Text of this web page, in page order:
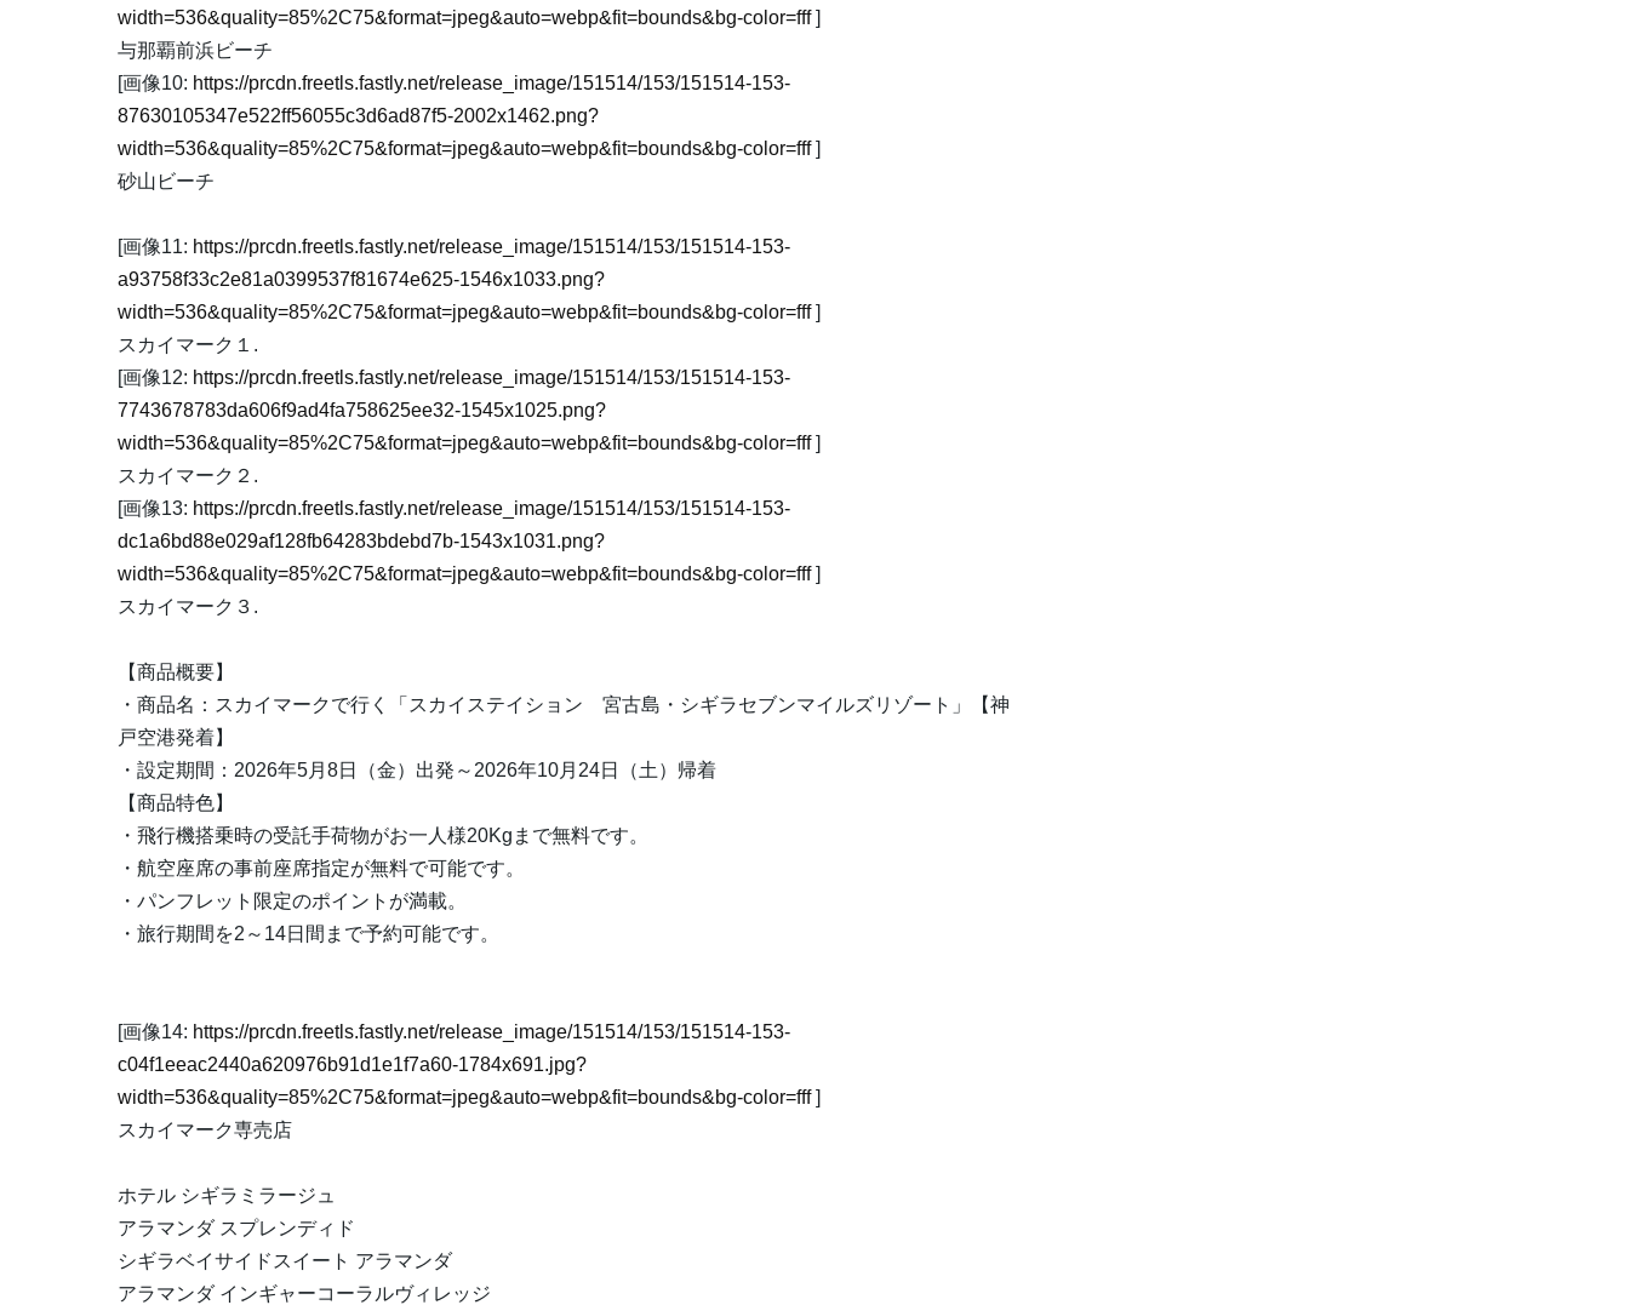
width=536&quality=85%2C75&format=jpeg&auto=webp&fit=bounds&bg-color=fff]
与那覇前浜ビーチ
[画像10: https://prcdn.freetls.fastly.net/release_image/151514/153/151514-153-
87630105347e522ff56055c3d6ad87f5-2002x1462.png?
width=536&quality=85%2C75&format=jpeg&auto=webp&fit=bounds&bg-color=fff]
砂山ビーチ
[画像11: https://prcdn.freetls.fastly.net/release_image/151514/153/151514-153-
a93758f33c2e81a0399537f81674e625-1546x1033.png?
width=536&quality=85%2C75&format=jpeg&auto=webp&fit=bounds&bg-color=fff]
スカイマーク１.
[画像12: https://prcdn.freetls.fastly.net/release_image/151514/153/151514-153-
7743678783da606f9ad4fa758625ee32-1545x1025.png?
width=536&quality=85%2C75&format=jpeg&auto=webp&fit=bounds&bg-color=fff]
スカイマーク２.
[画像13: https://prcdn.freetls.fastly.net/release_image/151514/153/151514-153-
dc1a6bd88e029af128fb64283bdebd7b-1543x1031.png?
width=536&quality=85%2C75&format=jpeg&auto=webp&fit=bounds&bg-color=fff]
スカイマーク３.
【商品概要】
・商品名：スカイマークで行く「スカイステイション 宮古島・シギラセブンマイルズリゾート」【神
戸空港発着】
・設定期間：2026年5月8日（金）出発～2026年10月24日（土）帰着
【商品特色】
・飛行機搭乗時の受託手荷物がお一人様20Kgまで無料です。
・航空座席の事前座席指定が無料で可能です。
・パンフレット限定のポイントが満載。
・旅行期間を2～14日間まで予約可能です。
[画像14: https://prcdn.freetls.fastly.net/release_image/151514/153/151514-153-
c04f1eeac2440a620976b91d1e1f7a60-1784x691.jpg?
width=536&quality=85%2C75&format=jpeg&auto=webp&fit=bounds&bg-color=fff]
スカイマーク専売店
ホテル シギラミラージュ
アラマンダ スプレンディド
シギラベイサイドスイート アラマンダ
アラマンダ インギャーコーラルヴィレッジ